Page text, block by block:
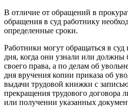
В отличие от обращений в
обращения в суд работнику
определенные сроки.
Работники могут обращаться в
дня, когда они узнали или
своего права, а по делам об
дня вручения копии приказа об
выдачи трудовой книжки с
прекращения трудового договора
или получении указанных